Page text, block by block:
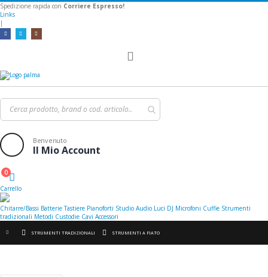
Spedizione rapida con Corriere Espresso!
Links
|
Benvenuto
Il Mio Account
Cart
0
Carrello
Chitarre/Bassi Batterie Tastiere Pianoforti Studio Audio Luci DJ Microfoni Cuffie Strumenti
tradizionali Metodi Custodie Cavi Accessori
STRUMENTI TRADIZIONALI STRUMENTI A FIATO